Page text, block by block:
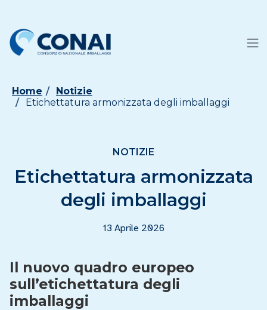
Home
Notizie
Etichettatura armonizzata degli imballaggi
NOTIZIE
Etichettatura armonizzata
degli imballaggi
13 Aprile 2026
Il nuovo quadro europeo
sull’etichettatura degli
imballaggi